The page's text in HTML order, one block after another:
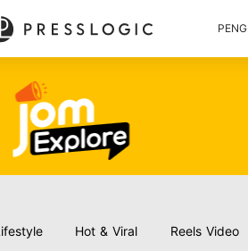
Hot & Viral Reels Video